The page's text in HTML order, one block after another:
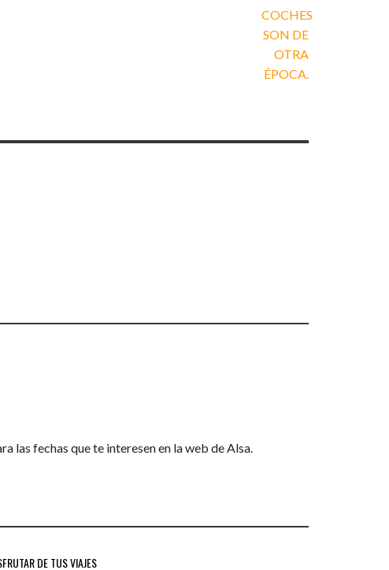
las fechas que te interesen en la web de Alsa.
DE TUS VIAJES